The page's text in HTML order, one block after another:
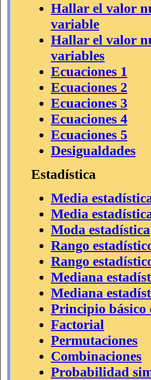
Hallar el valor
variable
Hallar el valor
variables
Ecuaciones 1
Ecuaciones 2
Ecuaciones 3
Ecuaciones 4
Ecuaciones 5
Desigualdades
Estadística
Media
Media
Moda estadística
Rango
Rango
Mediana
Mediana
Principio básico
Factorial
Permutaciones
Combinaciones
Probabilidad